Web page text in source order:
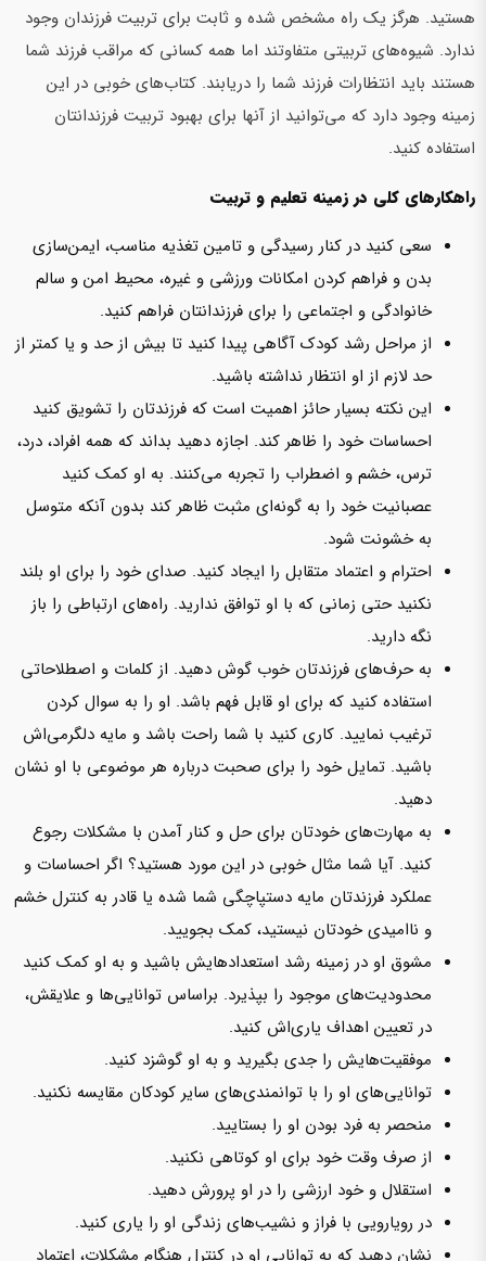
هستید. هرگز یک راه مشخص شده و ثابت برای تربیت فرزندان وجود
ندارد. شیوه‌های تربیتی متفاوتند اما همه کسانی که مراقب فرزند شما
هستند باید انتظارات فرزند شما را دریابند. کتاب‌های خوبی در این
زمینه وجود دارد که می‌توانید از آنها برای بهبود تربیت فرزندانتان
استفاده کنید.
راهکارهای کلی در زمینه تعلیم و تربیت
سعی کنید در کنار رسیدگی و تامین تغذیه مناسب، ایمن‌سازی
بدن و فراهم کردن امکانات ورزشی و غیره، محیط امن و سالم
خانوادگی و اجتماعی را برای فرزندانتان فراهم کنید.
از مراحل رشد کودک آگاهی پیدا کنید تا بیش از حد و یا کمتر از
حد لازم از او انتظار نداشته باشید.
این نکته بسیار حائز اهمیت است که فرزندتان را تشویق کنید
احساسات خود را ظاهر کند. اجازه دهید بداند که همه افراد، درد،
ترس، خشم و اضطراب را تجربه می‌کنند. به او کمک کنید
عصبانیت خود را به گونه‌ای مثبت ظاهر کند بدون آنکه متوسل
به خشونت شود.
احترام و اعتماد متقابل را ایجاد کنید. صدای خود را برای او بلند
نکنید حتی زمانی که با او توافق ندارید. راه‌های ارتباطی را باز
نگه دارید.
به حرف‌های فرزندتان خوب گوش دهید. از کلمات و اصطلاحاتی
استفاده کنید که برای او قابل فهم باشد. او را به سوال کردن
ترغیب نمایید. کاری کنید با شما راحت باشد و مایه دلگرمی‌اش
باشید. تمایل خود را برای صحبت درباره هر موضوعی با او نشان
دهید.
به مهارت‌های خودتان برای حل و کنار آمدن با مشکلات رجوع
کنید. آیا شما مثال خوبی در این مورد هستید؟ اگر احساسات و
عملکرد فرزندتان مایه دستپاچگی شما شده یا قادر به کنترل خشم
و ناامیدی خودتان نیستید، کمک بجویید.
مشوق او در زمینه رشد استعدادهایش باشید و به او کمک کنید
محدودیت‌های موجود را بپذیرد. براساس توانایی‌ها و علایقش،
در تعیین اهداف یاری‌اش کنید.
موفقیت‌هایش را جدی بگیرید و به او گوشزد کنید.
توانایی‌های او را با توانمندی‌های سایر کودکان مقایسه نکنید.
منحصر به فرد بودن او را بستایید.
از صرف وقت خود برای او کوتاهی نکنید.
استقلال و خود ارزشی را در او پرورش دهید.
در رویارویی با فراز و نشیب‌های زندگی او را یاری کنید.
نشان دهید که به توانایی ‌او در کنترل هنگام مشکلات، اعتماد